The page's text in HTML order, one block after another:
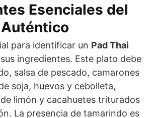
Esenciales del
para identificar un Pad Thai
ingredientes. Este plato debe
salsa de pescado, camarones
soja, huevos y cebolleta,
limón y cacahuetes triturados
La presencia de tamarindo es